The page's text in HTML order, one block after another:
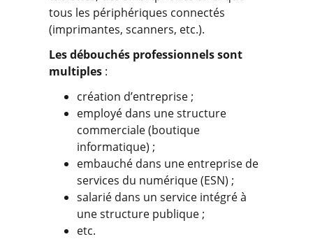
tous les périphériques connectés
(imprimantes, scanners, etc.).
Les débouchés professionnels sont
multiples :
création d’entreprise ;
employé dans une structure
commerciale (boutique
informatique) ;
embauché dans une entreprise de
services du numérique (ESN) ;
salarié dans un service intégré à
une structure publique ;
etc.